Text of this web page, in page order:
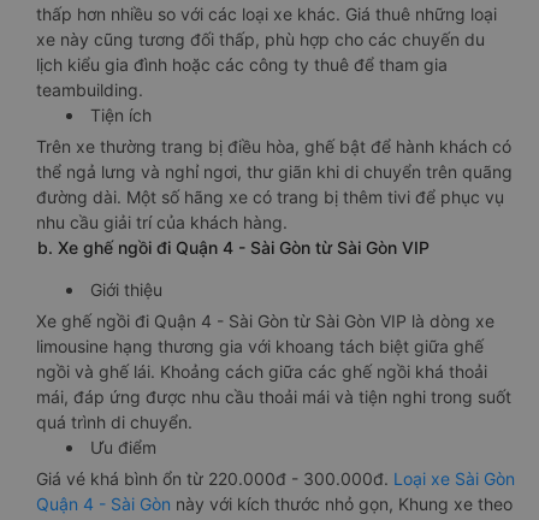
thấp hơn nhiều so với các loại xe khác. Giá thuê những loại
xe này cũng tương đối thấp, phù hợp cho các chuyến du
lịch kiểu gia đình hoặc các công ty thuê để tham gia
teambuilding.
Tiện ích
Trên xe thường trang bị điều hòa, ghế bật để hành khách có
thể ngả lưng và nghỉ ngơi, thư giãn khi di chuyển trên quãng
đường dài. Một số hãng xe có trang bị thêm tivi để phục vụ
nhu cầu giải trí của khách hàng.
b. Xe ghế ngồi đi Quận 4 - Sài Gòn từ Sài Gòn VIP
Giới thiệu
Xe ghế ngồi đi Quận 4 - Sài Gòn từ Sài Gòn VIP là dòng xe
limousine hạng thương gia với khoang tách biệt giữa ghế
ngồi và ghế lái. Khoảng cách giữa các ghế ngồi khá thoải
mái, đáp ứng được nhu cầu thoải mái và tiện nghi trong suốt
quá trình di chuyển.
Ưu điểm
Giá vé khá bình ổn từ 220.000đ - 300.000đ. Loại xe Sài Gòn
Quận 4 - Sài Gòn này với kích thước nhỏ gọn, Khung xe theo